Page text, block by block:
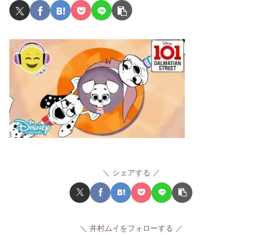
シェアする
井村ムイをフォローする